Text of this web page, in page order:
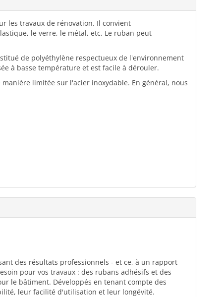
les travaux de rénovation. Il convient
le verre, le métal, etc. Le ruban peut
de polyéthylène respectueux de l'environnement
à basse température et est facile à dérouler.
limitée sur l'acier inoxydable. En général, nous
des résultats professionnels - et ce, à un rapport
pour vos travaux : des rubans adhésifs et des
le bâtiment. Développés en tenant compte des
leur facilité d'utilisation et leur longévité.